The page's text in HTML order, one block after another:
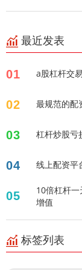
最近发表
01 a股杠杆交
02 最规范的配
03 杠杆炒股亏
04 线上配资平
05
10倍杠杆
增值
标签列表